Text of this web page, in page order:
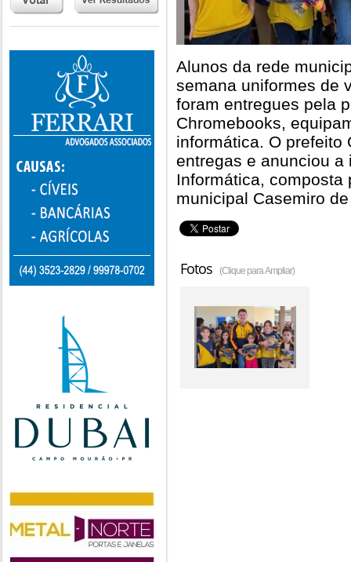
Alunos da rede
semana uniformes de
foram entregues pela
Chromebooks,
informática. O prefeito
entregas e anunciou
Informática, composta
municipal Casemiro
Fotos (Clique para Ampliar)